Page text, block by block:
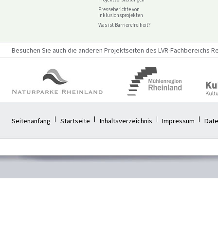
Presseberichte von
Inklusionsprojekten
Was ist Barrierefreiheit?
Besuchen Sie auch die anderen Projektseiten des LVR-Fachbereichs
Seitenanfang Startseite Inhaltsverzeichnis Impressum